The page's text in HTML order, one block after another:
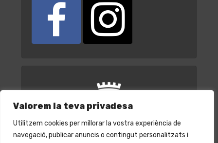
Valorem la teva privadesa
Utilitzem cookies per millorar la vostra experiència de
navegació, publicar anuncis o contingut personalitzats i